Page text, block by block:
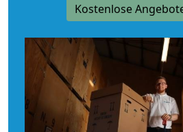
Kostenlose